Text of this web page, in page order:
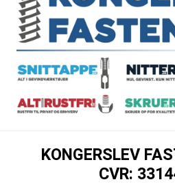
KONGERSLEV
CVR: